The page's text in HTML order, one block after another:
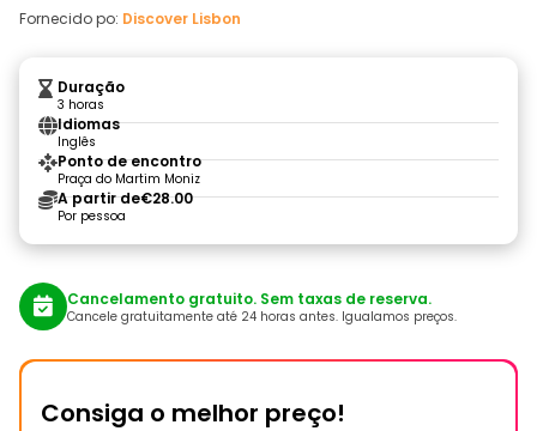
Fornecido po: Discover Lisbon
Duração
3 horas
Idiomas
Inglês
Ponto de encontro
Praça do Martim Moniz
A partir de€28.00
Por pessoa
Cancelamento gratuito. Sem taxas de reserva.
Cancele gratuitamente até 24 horas antes. Igualamos preços.
Consiga o melhor preço!